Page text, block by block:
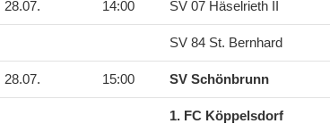
28.07. 14:00 SV 07 Häselrieth II
SV 84 St. Bernhard
28.07. 15:00 SV Schönbrunn
1. FC Köppelsdorf